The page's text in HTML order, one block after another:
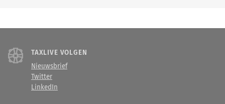
TAXLIVE VOLGEN
Nieuwsbrief
Twitter
LinkedIn